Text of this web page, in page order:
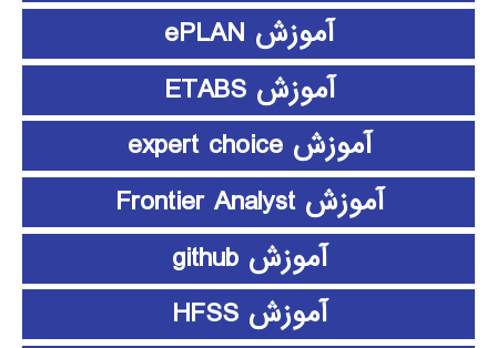
آموزش ePLAN
آموزش ETABS
آموزش expert choice
آموزش Frontier Analyst
آموزش github
آموزش HFSS